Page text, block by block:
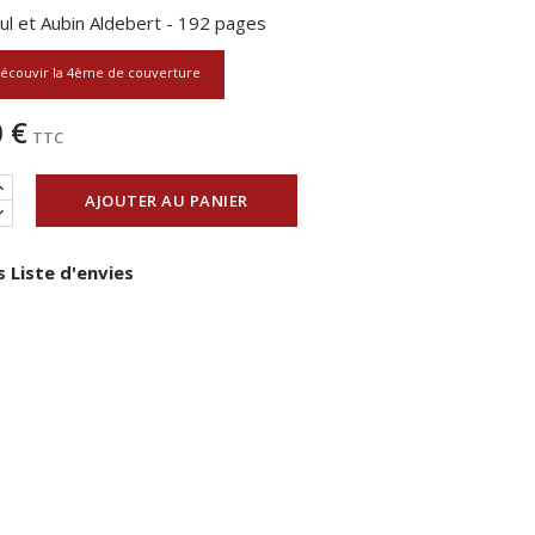
et Aubin Aldebert - 192 pages
la 4ème de couverture
€ TTC
AJOUTER AU PANIER
Liste d'envies